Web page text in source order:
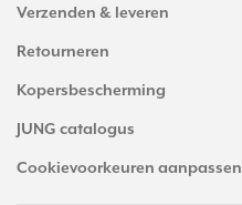
Verzenden & leveren
Retourneren
Kopersbescherming
JUNG catalogus
Cookievoorkeuren aanpassen